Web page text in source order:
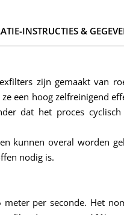
INSTRUCTIES &
zijn gemaakt van
een hoog zelfreinigend
dat het proces
kunnen overal worden
nodig is.
per seconde. Het